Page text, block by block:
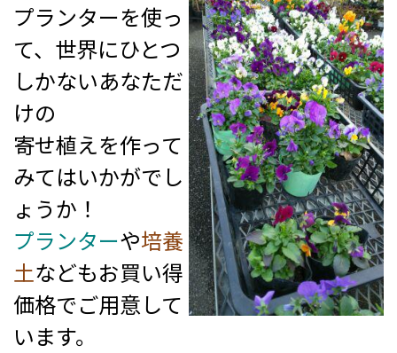
プランターを使っ
て、世界にひとつ
しかないあなただ
けの
寄せ植えを作って
みてはいかがでし
ょうか！
プランターや培養
土などもお買い得
価格でご用意して
います。